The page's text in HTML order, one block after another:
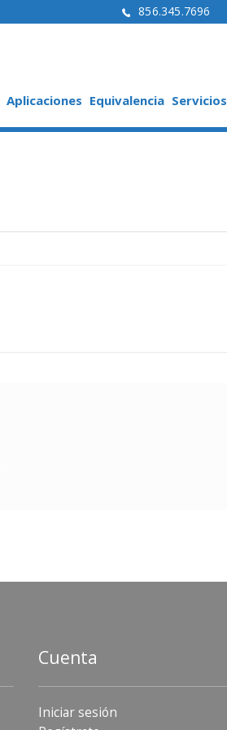
856.345.7696
Aplicaciones Equivalencia Servicios
Cuenta
Iniciar sesión